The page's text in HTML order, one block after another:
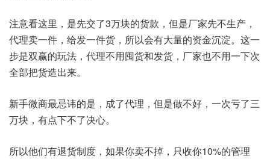
注意看这里，是先交了3万块的货款，但是厂家先不生产，
代理卖一件，给发一件货，所以会有大量的资金沉淀。这一
步是双赢的玩法，代理不用囤货和发货，厂家也不用一下次
全部把货造出来。
新手微商最忌讳的是，成了代理，但是做不好，一次亏了三
万块，有点下不了决心。
所以他们有退货制度，如果你卖不掉，只收你10%的管理